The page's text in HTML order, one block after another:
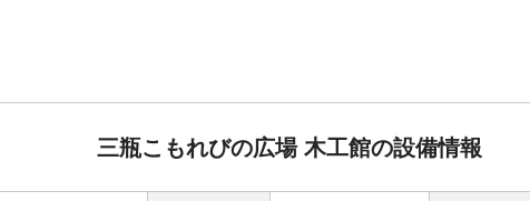
三瓶こもれびの広場 木工館の設備情報